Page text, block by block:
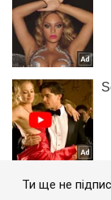
Ти ще не